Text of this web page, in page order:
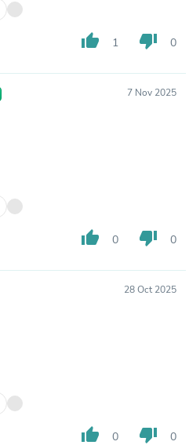
thumb_up 1 thumb_down 0
7 Nov 2025
thumb_up 0 thumb_down 0
28 Oct 2025
thumb_up 0 thumb_down 0